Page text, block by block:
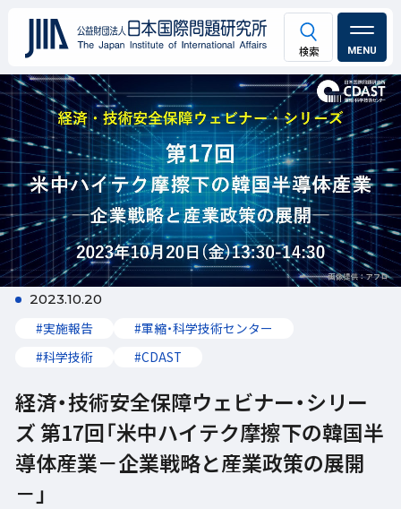
MENU
2023.10.20
#実施報告
#軍縮・科学技術センター
#科学技術
#CDAST
経済・技術安全保障ウェビナー・シリー
ズ 第17回「米中ハイテク摩擦下の韓国半
導体産業－企業戦略と産業政策の展開
－」